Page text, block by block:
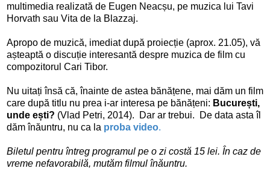
multimedia realizată de Eugen Neacșu, pe muzica lui Tavi
Horvath sau Vita de la Blazzaj.
Apropo de muzică, imediat după proiecție (aprox. 21.05), vă
așteaptă o discuție interesantă despre muzica de film cu
compozitorul Cari Tibor.
Nu uitați însă că, înainte de astea bănățene, mai dăm un film
care după titlu nu prea i-ar interesa pe bănățeni: București,
unde ești? (Vlad Petri, 2014). Dar ar trebui. De data asta îl
dăm înăuntru, nu ca la proba video.
Biletul pentru întreg programul pe o zi costă 15 lei. În caz de
vreme nefavorabilă, mutăm filmul înăuntru.